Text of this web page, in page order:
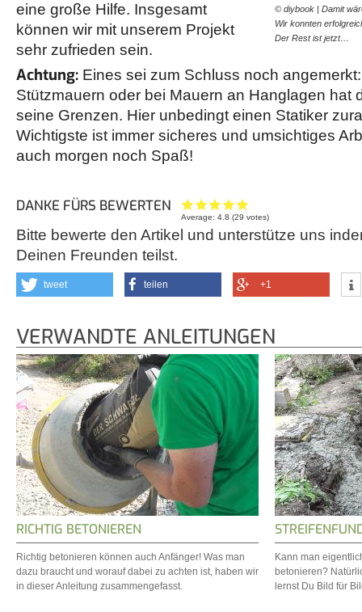
© diybook | Damit
Wir konnten
Der Rest ist jetzt…
eine große Hilfe. Insgesamt
können wir mit unserem Projekt
sehr zufrieden sein.
Achtung: Eines sei zum Schluss noch
Stützmauern oder bei Mauern an Hanglagen hat
seine Grenzen. Hier unbedingt einen Statiker
Wichtigste ist immer sicheres und umsichtiges
auch morgen noch Spaß!
DANKE FÜRS BEWERTEN
Average:4.8 (29 votes)
Bitte bewerte den Artikel und unterstütze uns
Deinen Freunden teilst.
tweet teilen +1
VERWANDTE ANLEITUNGEN
RICHTIG BETONIEREN
Richtig betonieren können auch Anfänger! Was man
dazu braucht und worauf dabei zu achten ist, haben wir
in dieser Anleitung zusammengefasst.
Kann man
betonieren?
lernst Du Bild für